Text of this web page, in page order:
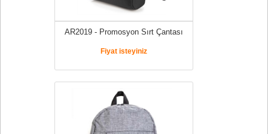
AR2019 - Promosyon Sırt Çantası
Fiyat isteyiniz